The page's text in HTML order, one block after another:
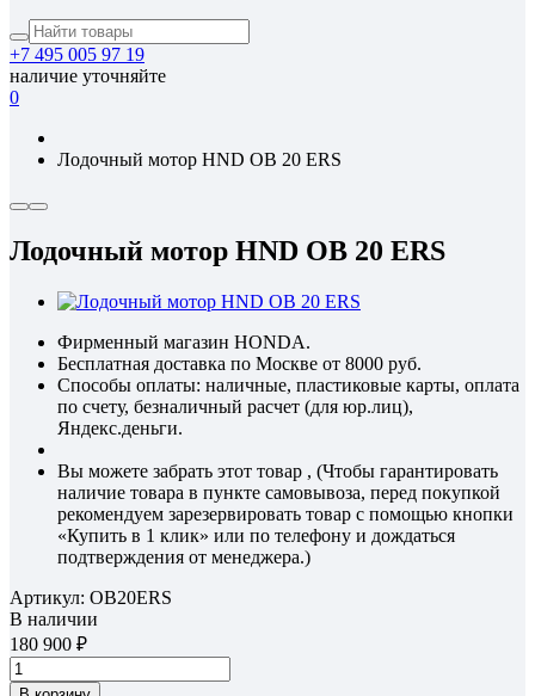
+7 495 005 97 19
наличие уточняйте
0
Лодочный мотор HND OB 20 ERS
Лодочный мотор HND OB 20 ERS
Фирменный магазин HONDA.
Бесплатная доставка по Москве от 8000 руб.
Способы оплаты: наличные, пластиковые карты, оплата
по счету, безналичный расчет (для юр.лиц),
Яндекс.деньги.
Вы можете забрать этот товар , (Чтобы гарантировать
наличие товара в пункте самовывоза, перед покупкой
рекомендуем зарезервировать товар с помощью кнопки
«Купить в 1 клик» или по телефону и дождаться
подтверждения от менеджера.)
Артикул: OB20ERS
В наличии
180 900